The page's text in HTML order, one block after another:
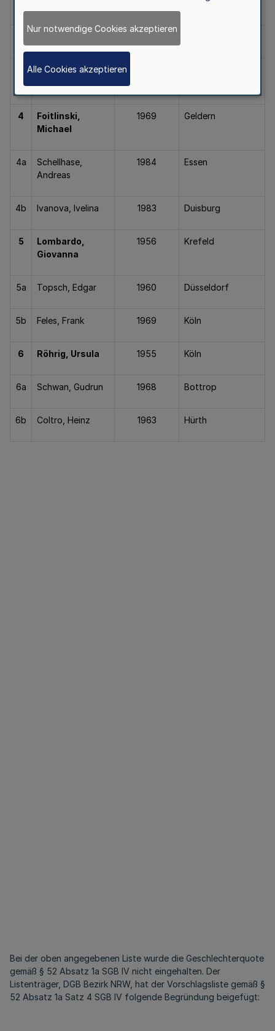
Schade, Gerhard 1960
Mandlburger,
4 Foitlinski
Michael
1969 Geldern
4a
Schellhase,
Andreas
1984 Essen
4b Ivanova, Ivelina 1983 Duisburg
5
Lombardo,
Giovanna
1956 Krefeld
5a Topsch, Edgar 1960 Düsseldorf
5b Feles, Frank 1969 Köln
6 Röhrig, Ursula 1955 Köln
6a Schwan, Gudrun 1968 Bottrop
6b Coltro, Heinz 1963 Hürth
Bei der oben angegebenen Liste wurde die Geschlechterquote
gemäß § 52 Absatz 1a SGB IV nicht eingehalten. Der
Listenträger, DGB Bezirk NRW, hat der Vorschlagsliste gemäß §
52 Absatz 1a Satz 4 SGB IV folgende Begründung beigefügt:
Nur notwendige Cookies akzeptieren
Alle Cookies akzeptieren